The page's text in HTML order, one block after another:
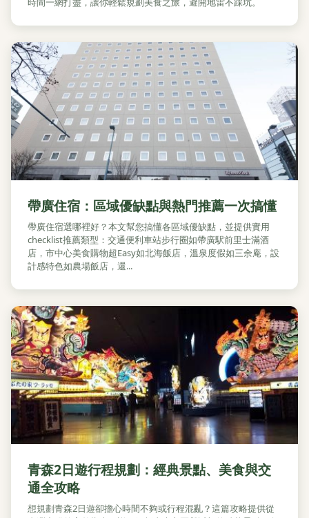
帶廣住宿：區域優缺點與熱門推薦一次搞懂
帶廣住宿選哪裡好？本文幫您搞懂各區域優缺點，並提供實用
checklist推薦類型：交通便利車站步行圈如帶廣駅前里士滿酒
店，市中心美食購物超Easy如北海飯店，溫泉度假如三余庵，設
計感特色如農場飯店，還...
青森2日遊行程規劃：經典景點、美食與交
通全攻略
想規劃青森2日遊卻擔心時間不夠或行程混亂？這篇攻略提供從